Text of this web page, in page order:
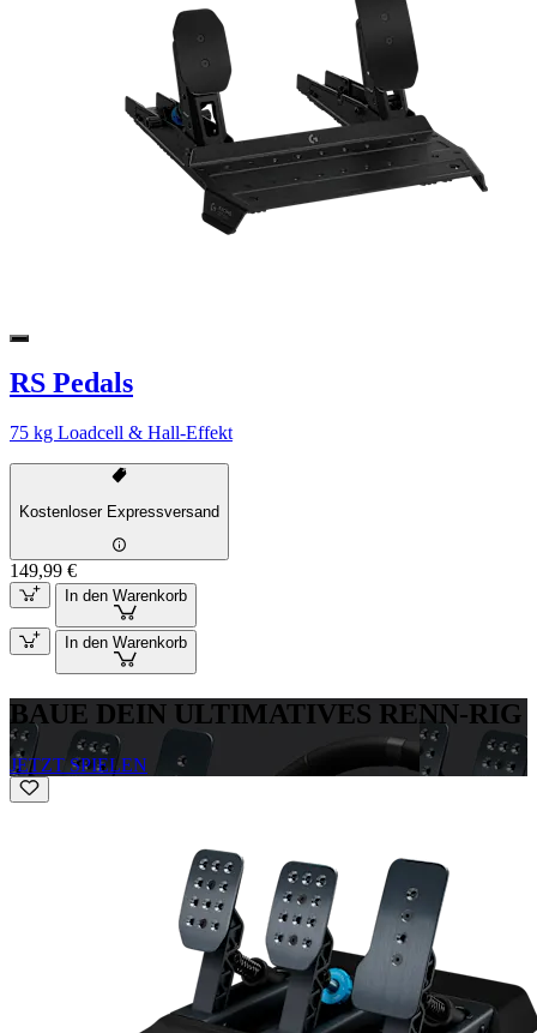
RS Pedals
75 kg Loadcell & Hall-Effekt
Kostenloser Expressversand
149,99 €
In den Warenkorb
In den Warenkorb
BAUE DEIN ULTIMATIVES RENN-RIG
JETZT SPIELEN